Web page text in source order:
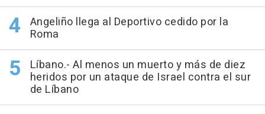
Angeliño llega al Deportivo cedido por la
Roma
Líbano.- Al menos un muerto y más de diez
heridos por un ataque de Israel contra el sur
de Líbano